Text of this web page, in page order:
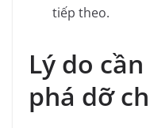
tiếp theo.
Lý do
phá dỡ